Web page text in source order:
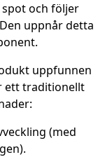
spot och följer
uppnår detta
uppfunnen
ett traditionellt
(med